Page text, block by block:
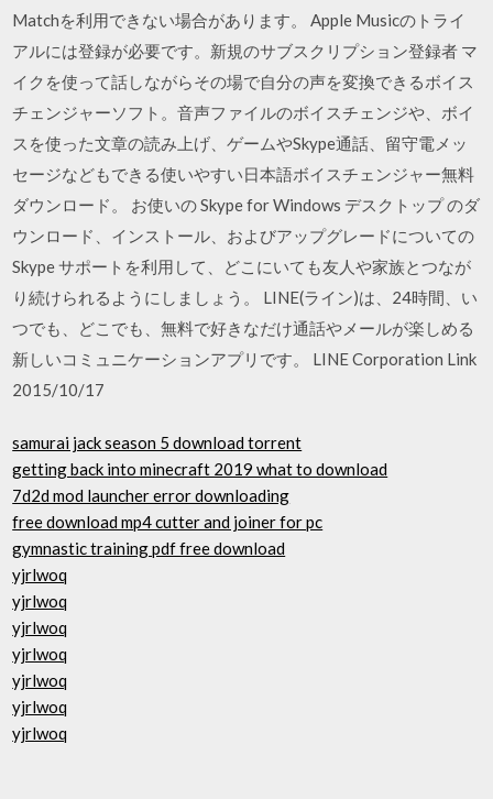
Matchを利用できない場合があります。 Apple Musicのトライ
アルには登録が必要です。新規のサブスクリプション登録者 マ
イクを使って話しながらその場で自分の声を変換できるボイス
チェンジャーソフト。音声ファイルのボイスチェンジや、ボイ
スを使った文章の読み上げ、ゲームやSkype通話、留守電メッ
セージなどもできる使いやすい日本語ボイスチェンジャー無料
ダウンロード。 お使いの Skype for Windows デスクトップ のダ
ウンロード、インストール、およびアップグレードについての
Skype サポートを利用して、どこにいても友人や家族とつなが
り続けられるようにしましょう。 LINE(ライン)は、24時間、い
つでも、どこでも、無料で好きなだけ通話やメールが楽しめる
新しいコミュニケーションアプリです。 LINE Corporation Link
2015/10/17
samurai jack season 5 download torrent
getting back into minecraft 2019 what to download
7d2d mod launcher error downloading
free download mp4 cutter and joiner for pc
gymnastic training pdf free download
yjrlwoq
yjrlwoq
yjrlwoq
yjrlwoq
yjrlwoq
yjrlwoq
yjrlwoq